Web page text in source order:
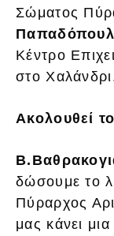
Σώματος
Κέντρο
στο
Ακολουθεί
δώσουμε το
Πύραρχος
μας κάνει